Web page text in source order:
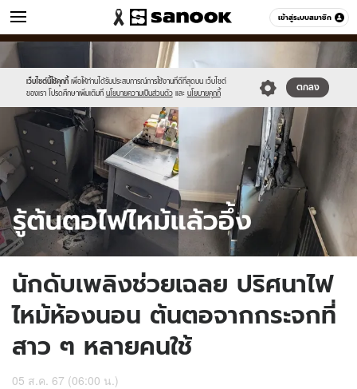
เข้าสู่ระบบสมาชิก
ข่าว หมวดอื่นๆ
เว็บไซต์นี้ใช้คุกกี้ เพื่อให้ท่านได้รับประสบการณ์การใช้งานที่ดีที่สุดบน เว็บไซต์
ของเรา โปรดศึกษาเพิ่มเติมที่ นโยบายความเป็นส่วนตัว และ นโยบายคุกกี้
ตกลง
Sanook
//s.isanook.com/sr/0/images/logo-
new-
sanook.png
600
60
//s.isanook.com/ns/0/ud/1899/9499686/
นักดับเพลิงช่วยเฉลย ปริศนาไฟ
ไหม้ห้องนอน ต้นตอจากกระจกที่
สาว ๆ หลายคนใช้
05 ส.ค. 67 (06:00 น.)